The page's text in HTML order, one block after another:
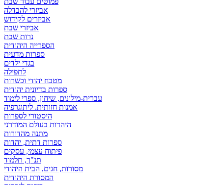
אביזרי להבדלה
אביזרים לקידוש
אביזרי שבת
נרות שבת
הספרייה היהודית
ספרות מדעית
בגדי ילדים
לתפילה
מטבח יהודי וכשרות
ספרות בדיונית יהודית
עברית-מילונים, שיחון, ספרי לימוד
אמנות חזותית. ליתוגרפיה
היסטורי לספרות
היהדות בעולם המודרני
מתנה מהדורות
ספרות דתית, יהדות
פיתוח עצמי, עסקים
תנ"ך, תלמוד
מסורות, חגים, הבית היהודי
המסורת היהודית